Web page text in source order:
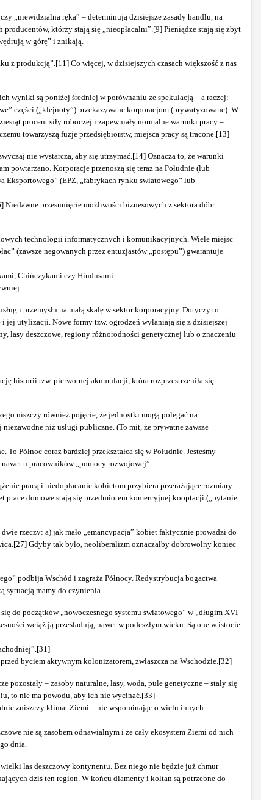
„niewidzialna ręka” – determinują dzisiejsze zasady handlu, na
którzy stają się „nieopłacalni”.[9] Pieniądze stają się zbyt
w górę” i znikają.
z produkcją”.[11] Co więcej, w dzisiejszych czasach większość z nas
wyniki są poniżej średniej w porównaniu ze spekulacją – a raczej:
części („klejnoty”) przekazywane korporacjom (prywatyzowane). W
procent siły roboczej i zapewniały normalne warunki pracy –
towarzyszą fuzje przedsiębiorstw, miejsca pracy są tracone.[13]
nie wystarcza, aby się utrzymać.[14] Oznacza to, że warunki
powtarzano. Korporacje przenoszą się teraz na Południe (lub
Eksportowego” (EPZ, „fabrykach rynku światowego” lub
przesunięcie możliwości biznesowych z sektora dóbr
technologii informatycznych i komunikacyjnych. Wiele miejsc
(zawsze negowanych przez entuzjastów „postępu”) gwarantuje
Chińczykami czy Hindusami.
i przemysłu na małą skalę w sektor korporacyjny. Dotyczy to
utylizacji. Nowe formy tzw. ogrodzeń wyłaniają się z dzisiejszej
lasy deszczowe, regiony różnorodności genetycznej lub o znaczeniu
historii tzw. pierwotnej akumulacji, która rozprzestrzeniła się
niszczy również pojęcie, że jednostki mogą polegać na
niż usługi publiczne. (To mit, że prywatne zawsze
Północ coraz bardziej przekształca się w Południe. Jesteśmy
u pracowników „pomocy rozwojowej”.
pracą i niedopłacanie kobietom przybiera przerażające rozmiary:
prace domowe stają się przedmiotem komercyjnej kooptacji („pytanie
rzeczy: a) jak mało „emancypacja” kobiet faktycznie prowadzi do
Gdyby tak było, neoliberalizm oznaczałby dobrowolny koniec
podbija Wschód i zagraża Północy. Redystrybucja bogactwa
sytuacją mamy do czynienia.
do początków „nowoczesnego systemu światowego” w „długim XVI
wciąż ją prześladują, nawet w podeszłym wieku. Są one w istocie
byciem aktywnym kolonizatorem, zwłaszcza na Wschodzie.[32]
pozostały – zasoby naturalne, lasy, woda, pule genetyczne – stały się
to nie ma powodu, aby ich nie wycinać.[33]
zniszczy klimat Ziemi – nie wspominając o wielu innych
nie są zasobem odnawialnym i że cały ekosystem Ziemi od nich
dnia.
las deszczowy kontynentu. Bez niego nie będzie już chmur
dziś ten region. W końcu diamenty i koltan są potrzebne do